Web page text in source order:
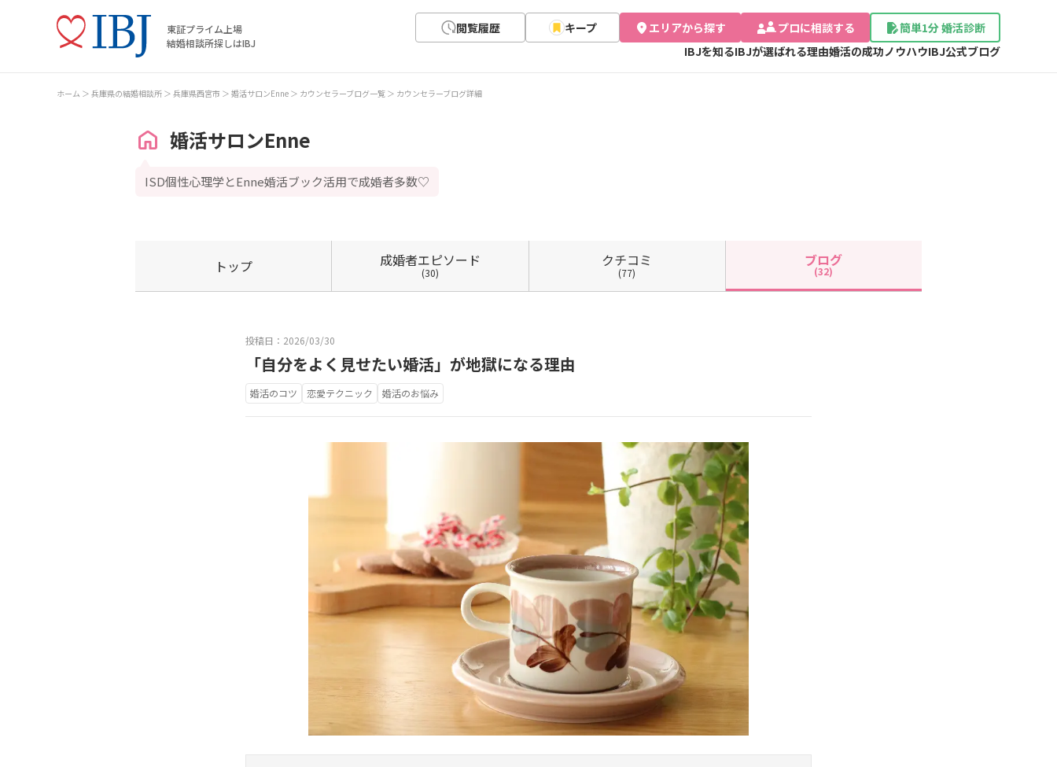
東証プライム上場
結婚相談所探しはIBJ
閲覧履歴 キープ エリアから探す プロに相談する
簡単1分 婚活診断
IBJを知るIBJが選ばれる理由婚活の成功ノウハウIBJ公式ブログ
ホーム 兵庫県の結婚相談所 兵庫県西宮市 婚活サロンEnne カウンセラーブログ一覧 カウンセラーブログ詳細
婚活サロンEnne
ISD個性心理学とEnne婚活ブック活用で成婚者多数♡
トップ 成婚者エピソード
(30)
クチコミ
(77)
ブログ
(32)
投稿日：2026/03/30
「自分をよく見せたい婚活」が地獄になる理由
婚活のコツ 恋愛テクニック 婚活のお悩み